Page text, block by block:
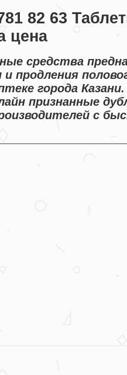
82 63
цена
средства
продления
города
признанные
с